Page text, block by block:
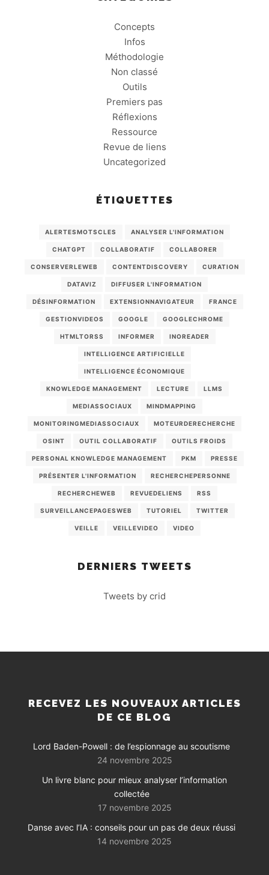
Concepts
Infos
Méthodologie
Non classé
Outils
Premiers pas
Réflexions
Ressource
Revue de liens
Uncategorized
ÉTIQUETTES
ALERTESMOTSCLES ANALYSER L'INFORMATION
CHATGPT COLLABORATIF COLLABORER
CONSERVERLEWEB CONTENTDISCOVERY CURATION
DATAVIZ DIFFUSER L'INFORMATION
DÉSINFORMATION EXTENSIONNAVIGATEUR FRANCE
GESTIONVIDEOS GOOGLE GOOGLECHROME
HTMLTORSS INFORMER INOREADER
INTELLIGENCE ARTIFICIELLE
INTELLIGENCE ÉCONOMIQUE
KNOWLEDGE MANAGEMENT LECTURE LLMS
MEDIASSOCIAUX MINDMAPPING
MONITORINGMEDIASSOCIAUX MOTEURDERECHERCHE
OSINT OUTIL COLLABORATIF OUTILS FROIDS
PERSONAL KNOWLEDGE MANAGEMENT PKM PRESSE
PRÉSENTER L'INFORMATION RECHERCHEPERSONNE
RECHERCHEWEB REVUEDELIENS RSS
SURVEILLANCEPAGESWEB TUTORIEL TWITTER
VEILLE VEILLEVIDEO VIDEO
DERNIERS TWEETS
Tweets by crid
RECEVEZ LES NOUVEAUX ARTICLES
DE CE BLOG
Lord Baden-Powell : de l’espionnage au scoutisme
24 novembre 2025
Un livre blanc pour mieux analyser l’information
collectée
17 novembre 2025
Danse avec l’IA : conseils pour un pas de deux réussi
14 novembre 2025